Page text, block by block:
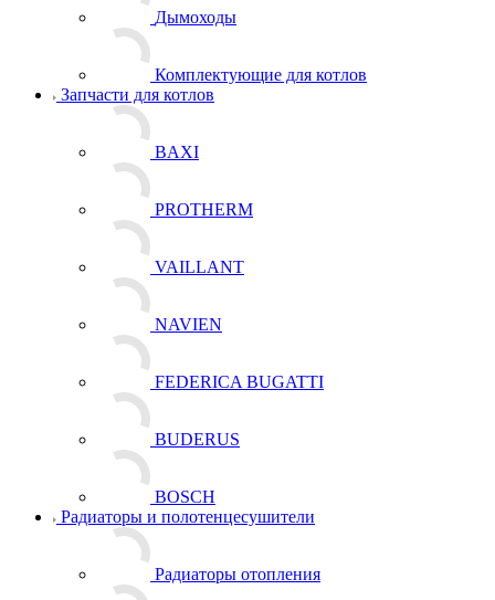
Дымоходы
Комплектующие для котлов
Запчасти для котлов
BAXI
PROTHERM
VAILLANT
NAVIEN
FEDERICA BUGATTI
BUDERUS
BOSCH
Радиаторы и полотенцесушители
Радиаторы отопления